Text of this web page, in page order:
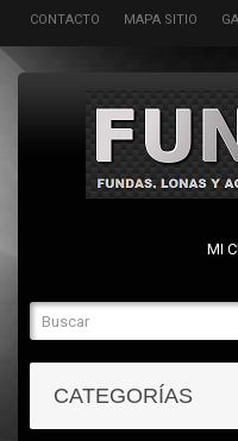
CONTACTO MAPA SITIO
MI
CATEGORÍAS